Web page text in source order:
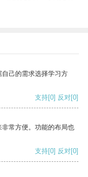
己的需求选择学习方
支持[0] 反对[0]
常方便。功能的布局也
支持[0] 反对[0]